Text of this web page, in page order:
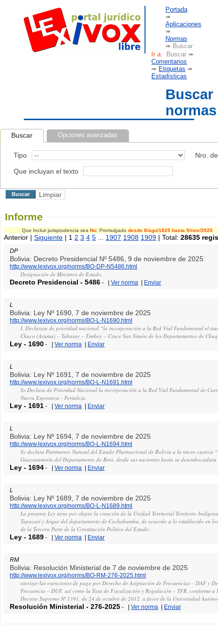
Portada
➠
Aplicaciones
➠
Normas
➠ Buscar
Ir a: Buscar ➠
Comentarios
➠ Etiquetas ➠
Estadísticas
Buscar
normas
Buscar Opciones avanzadas
Tipo Nro.
Que incluyan el texto
Informe
Que Incluir jurisprudencia sea No; Promulgado desde 8/ago/1825 hasta 9/nov/2025
Anterior |Siguiente | 1 2 3 4 5 1907 1908 1909 | Total:28635
DP
Bolivia: Decreto Presidencial Nº 5486, 9 de noviembre de 2025
http://www.lexivox.org/norms/BO-DP-N5486.html
Designación de Ministros de Estado.
Decreto Presidencial -5486 - |Ver norma | Enviar
L
Bolivia: Ley Nº 1690, 7 de noviembre de 2025
http://www.lexivox.org/norms/BO-L-N1690.html
I. Declarase de prioridad nacional “la incorporación a la Red Vial Fundamental el
Chaco (Aruma) – Tabasay – Timboy – Cruce San Simón de los Departamentos de
Ley - 1690 - |Ver norma | Enviar
L
Bolivia: Ley Nº 1691, 7 de noviembre de 2025
http://www.lexivox.org/norms/BO-L-N1691.html
Se Declara de Prioridad Nacional la incorporación a la Red Vial Fundamental de
Nueva Esperanza - Fortaleza.
Ley - 1691 - |Ver norma | Enviar
L
Bolivia: Ley Nº 1694, 7 de noviembre de 2025
http://www.lexivox.org/norms/BO-L-N1694.html
Se declara Patrimonio Natural del Estado Plurinacional de Bolivia a la micro cuenca
Guayaramerín del Departamento de Beni, desde sus nacientes hasta su
Ley - 1694 - |Ver norma | Enviar
L
Bolivia: Ley Nº 1689, 7 de noviembre de 2025
http://www.lexivox.org/norms/BO-L-N1689.html
La presente Ley tiene por objeto la creación de la Unidad Territorial Territorio
Tapacarí y Arque del departamento de Cochabamba, de acuerdo a lo establecido en
de la Tercera Parte de la Constitución Política del Estado.
Ley - 1689 - |Ver norma | Enviar
RM
Bolivia: Resolución Ministerial de 7 de noviembre de 2025
http://www.lexivox.org/norms/BO-RM-276-2025.html
utorizar las exenciones de pago por Derecho de Asignación de Frecuencias – DAF y
Frecuencia – DUF, así como la Tasa de Fiscalización y Regulación – TFR, conforme a
Decreto Supremo Nº 1391, de 24 de octubre de 2012, a favor de la Universidad
Resolución Ministerial -276-2025 - |Ver norma | Enviar